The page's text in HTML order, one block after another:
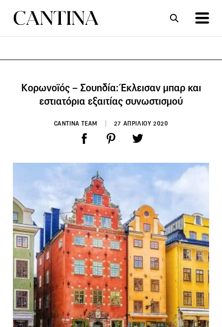
Κορωνοϊός – Σουηδία: Έκλεισαν μπαρ και
εστιατόρια εξαιτίας συνωστισμού
CANTINA TEAM 27 ΑΠΡΙΛΙΟΥ 2020